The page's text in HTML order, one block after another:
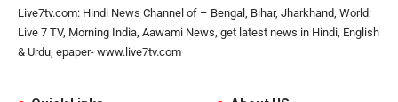
Live7tv.com: Hindi News Channel of – Bengal, Bihar, Jharkhand, World:
Live 7 TV, Morning India, Aawami News, get latest news in Hindi, English
& Urdu, epaper- www.live7tv.com